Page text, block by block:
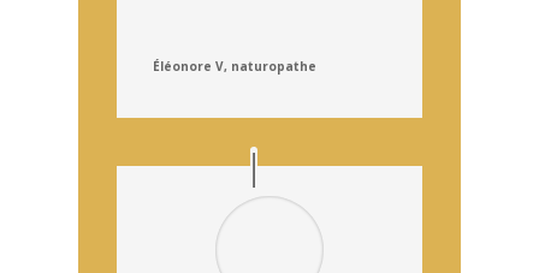
Éléonore V, naturopathe